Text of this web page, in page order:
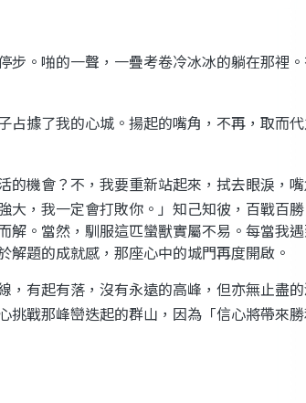
。啪的一聲，一疊考卷冷冰冰的躺在那裡
據了我的心城。揚起的嘴角，不再，取而
機會？不，我要重新站起來，拭去眼淚，
，我一定會打敗你。」知己知彼，百戰百
。當然，馴服這匹蠻獸實屬不易。每當我
題的成就感，那座心中的城門再度開啟。
有起有落，沒有永遠的高峰，但亦無止盡
戰那峰巒迭起的群山，因為「信心將帶來